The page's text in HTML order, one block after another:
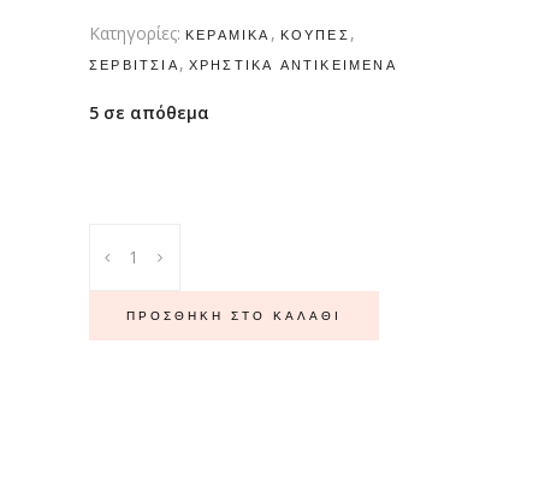
Κατηγορίες: ΚΕΡΑΜΙΚΆ, ΚΟΎΠΕΣ,
ΣΕΡΒΊΤΣΙΑ, ΧΡΗΣΤΙΚΆ ΑΝΤΙΚΕΊΜΕΝΑ
5 σε απόθεμα
ποτηρι
ΠΡΟΣΘΉΚΗ ΣΤΟ ΚΑΛΆΘΙ